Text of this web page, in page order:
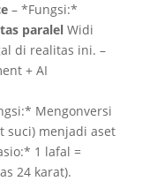
– *Fungsi:*
paralelWidi
di realitas ini. –
+ AI
Mengonversi
suci) menjadi aset
1 lafal =
24 karat).